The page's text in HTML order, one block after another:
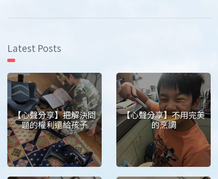
Latest Posts
【心聲分享】把解決問
題的權利還給孩子
【心聲分享】不用完美
的烹調